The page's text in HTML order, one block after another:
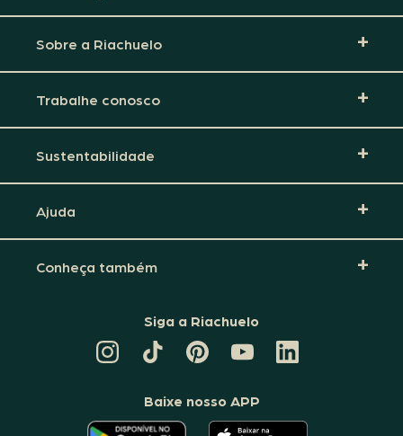
Sobre a Riachuelo
Trabalhe conosco
Sustentabilidade
Ajuda
Conheça também
Siga a Riachuelo
TIKTOK
DA
PINTEREST
DA
CANAL
DA
RIACHUELO
LINKEDIN
DA
Baixe nosso APP
O O